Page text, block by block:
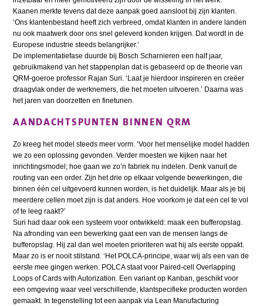
Kaanen merkte tevens dat deze aanpak goed aansloot bij zijn klanten.
‘Ons klantenbestand heeft zich verbreed, omdat klanten in andere landen
nu ook maatwerk door ons snel geleverd konden krijgen. Dat wordt in de
Europese industrie steeds belangrijker.’
De implementatiefase duurde bij Bosch Scharnieren een half jaar,
gebruikmakend van het stappenplan dat is gebaseerd op de theorie van
QRM-goeroe professor Rajan Suri. ‘Laat je hierdoor inspireren en creëer
draagvlak onder de werknemers, die het moeten uitvoeren.’ Daarna was
het jaren van doorzetten en finetunen.
AANDACHTSPUNTEN BINNEN QRM
Zo kreeg het model steeds meer vorm. ‘Voor het menselijke model hadden
we zo een oplossing gevonden. Verder moesten we kijken naar het
inrichtingsmodel; hoe gaan we zo’n fabriek nu indelen. Denk vanuit de
routing van een order. Zijn het drie op elkaar volgende bewerkingen, die
binnen één cel uitgevoerd kunnen worden, is het duidelijk. Maar als je bij
meerdere cellen moet zijn is dat anders. Hoe voorkom je dat een cel te vol
of te leeg raakt?’
Suri had daar ook een systeem voor ontwikkeld: maak een bufferopslag.
Na afronding van een bewerking gaat een van de mensen langs de
bufferopslag. Hij zal dan wel moeten prioriteren wat hij als eerste oppakt.
Maar zo is er nooit stilstand. ‘Het POLCA-principe, waar wij als een van de
eerste mee gingen werken. POLCA staat voor Paired-cell Overlapping
Loops of Cards with Autorization. Een variant op Kanban, geschikt voor
een omgeving waar veel verschillende, klantspecifieke producten worden
gemaakt. In tegenstelling tot een aanpak via Lean Manufacturing